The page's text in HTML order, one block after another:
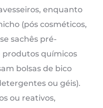
enquanto
(pós cosméticos,
sachês pré-
produtos químicos
bolsas de bico
ou géis).
ou reativos,